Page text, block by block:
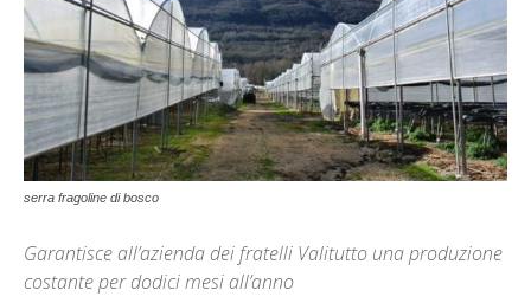
serra fragoline di bosco
Garantisce all’azienda dei fratelli Valitutto una produzione
costante per dodici mesi all’anno